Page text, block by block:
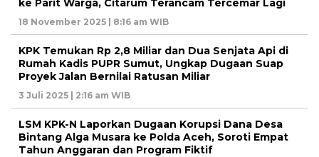
18 November 2025 | 8:16 am WIB
KPK Temukan Rp 2,8 Miliar dan Dua Senjata Api di
Rumah Kadis PUPR Sumut, Ungkap Dugaan Suap
Proyek Jalan Bernilai Ratusan Miliar
3 Juli 2025 | 2:16 am WIB
LSM KPK-N Laporkan Dugaan Korupsi Dana Desa
Bintang Alga Musara ke Polda Aceh, Soroti Empat
Tahun Anggaran dan Program Fiktif